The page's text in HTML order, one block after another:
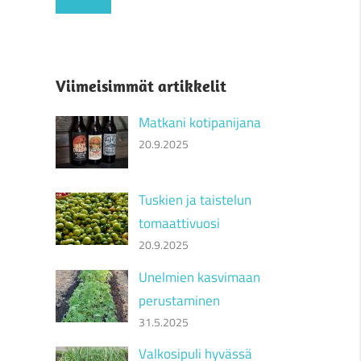
Viimeisimmät artikkelit
Matkani kotipanijana
20.9.2025
Tuskien ja taistelun
tomaattivuosi
20.9.2025
Unelmien kasvimaan
perustaminen
31.5.2025
Valkosipuli hyvässä